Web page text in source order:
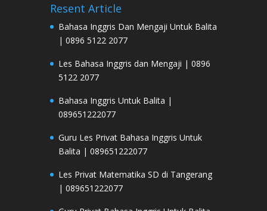
Resent Article
Bahasa Inggris Dan Mengaji Untuk Balita
| 0896 5122 2077
Les Bahasa Inggris dan Mengaji | 0896
5122 2077
Bahasa Inggris Untuk Balita |
089651222077
Guru Les Privat Bahasa Inggris Untuk
Balita | 089651222077
Les Privat Matematika SD di Tangerang
| 089651222077